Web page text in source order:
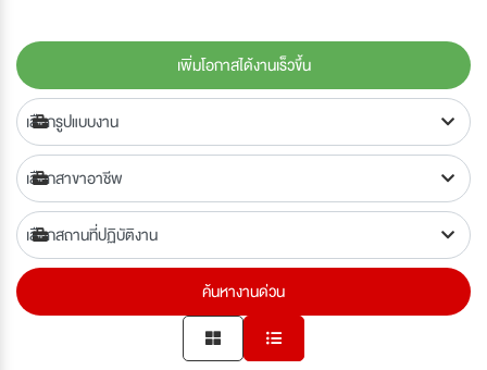
เพิ่มโอกาสได้งานเร็วขึ้น
ค้นหางานด่วน